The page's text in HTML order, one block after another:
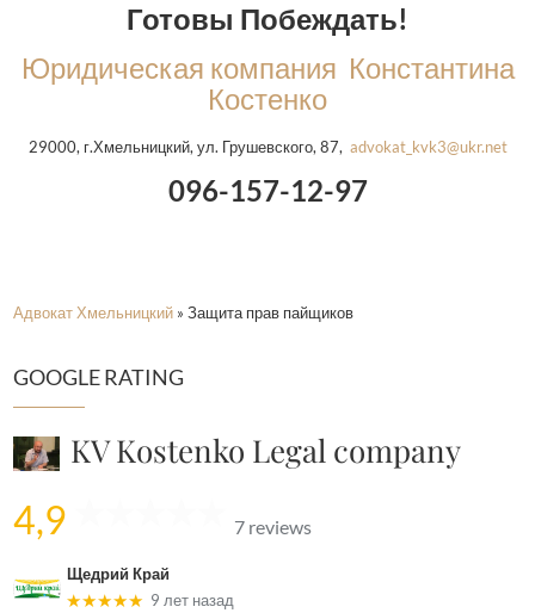
Готовы Побеждать!
Юридическая компания Константина
Костенко
29000, г.Хмельницкий, ул. Грушевского, 87, advokat_kvk3@ukr.net
096-157-12-97
Адвокат Хмельницкий »Защита прав пайщиков
GOOGLE RATING
KV Kostenko Legal company
4,9 7 reviews
Щедрий Край
★★★★★ 9 лет назад